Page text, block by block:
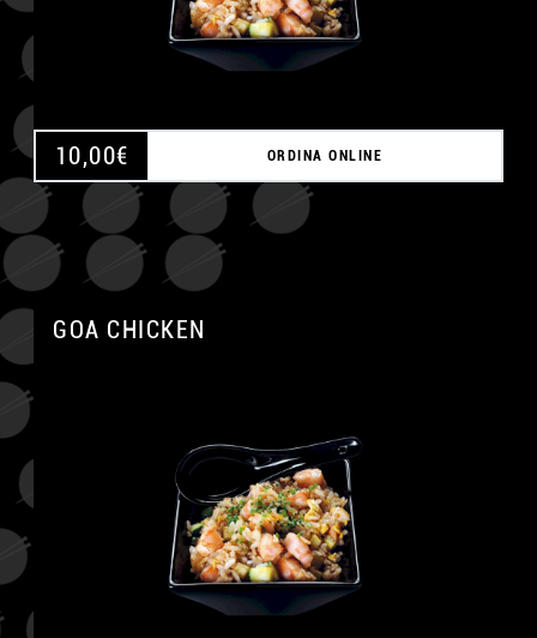
10,00€ ORDINA ONLINE
GOA CHICKEN